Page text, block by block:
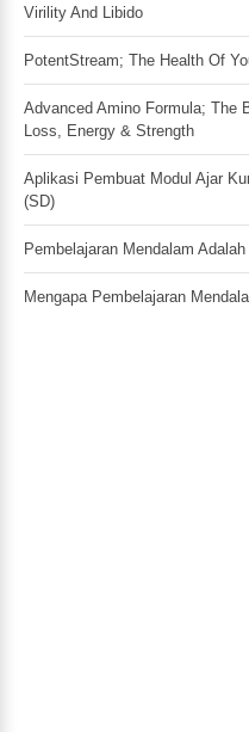
Virility And Libido
PotentStream; The Health Of
Advanced Amino Formula; The
Loss, Energy & Strength
Aplikasi Pembuat Modul Ajar
(SD)
Pembelajaran Mendalam Adalah
Mengapa Pembelajaran